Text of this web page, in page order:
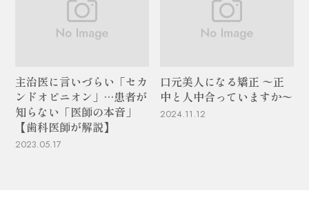
主治医に言いづらい「セカ
ンドオピニオン」…患者が
知らない「医師の本音」
【歯科医師が解説】
2023.05.17
口元美人になる矯正 〜正
中と人中合っていますか〜
2024.11.12